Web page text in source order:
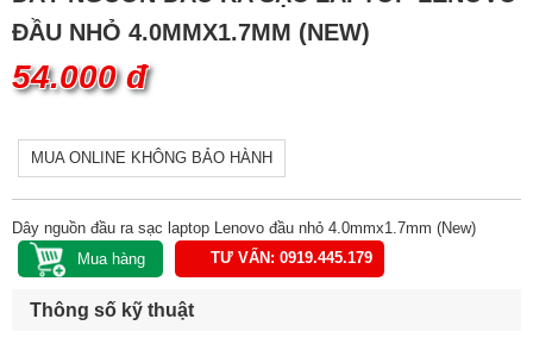
ĐẦU NHỎ 4.0MMX1.7MM (NEW)
54.000 đ
MUA ONLINE KHÔNG BẢO HÀNH
Dây nguồn đầu ra sạc laptop Lenovo đầu nhỏ 4.0mmx1.7mm (New)
TƯ VẤN: 0919.445.179
Thông số kỹ thuật